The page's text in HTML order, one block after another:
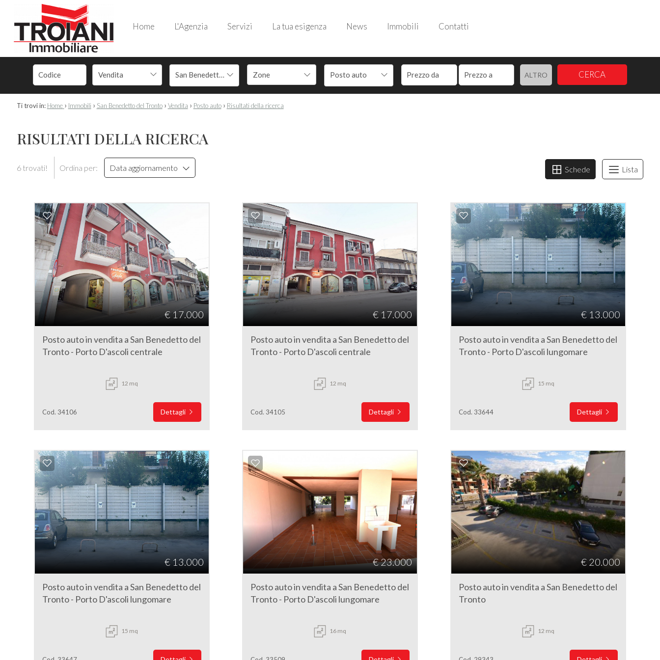
Home L'Agenzia Servizi La tua esigenza News Immobili Contatti
Vendita San Benedetto del Tronto Posto auto ALTRO CERCA
Follow us
Ti trovi in: Home › Immobili › San Benedetto del Tronto › Vendita › Posto auto › Risultati della ricerca
RISULTATI DELLA RICERCA
6 trovati! Ordina per: Data aggiornamento Schede Lista
€ 17.000
Posto auto in vendita a San Benedetto del
Tronto - Porto D'ascoli centrale
12 mq
Cod. 34106 Dettagli
€ 17.000
Posto auto in vendita a San Benedetto del
Tronto - Porto D'ascoli centrale
12 mq
Cod. 34105 Dettagli
€ 13.000
Posto auto in vendita a San Benedetto del
Tronto - Porto D'ascoli lungomare
15 mq
Cod. 33644 Dettagli
€ 13.000
Posto auto in vendita a San Benedetto del
Tronto - Porto D'ascoli lungomare
15 mq
€ 23.000
Posto auto in vendita a San Benedetto del
Tronto - Porto D'ascoli lungomare
16 mq
€ 20.000
Posto auto in vendita a San Benedetto del
Tronto
12 mq